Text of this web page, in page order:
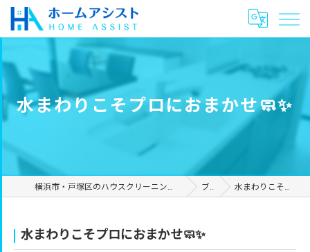
水まわりこそプロにおまかせ🧼✨
横浜市・戸塚区のハウスクリーニングやリフォームは合同会社ホームアシスト ブログ 水まわりこそプロにおまかせ🧼✨
水まわりこそプロにおまかせ🧼✨